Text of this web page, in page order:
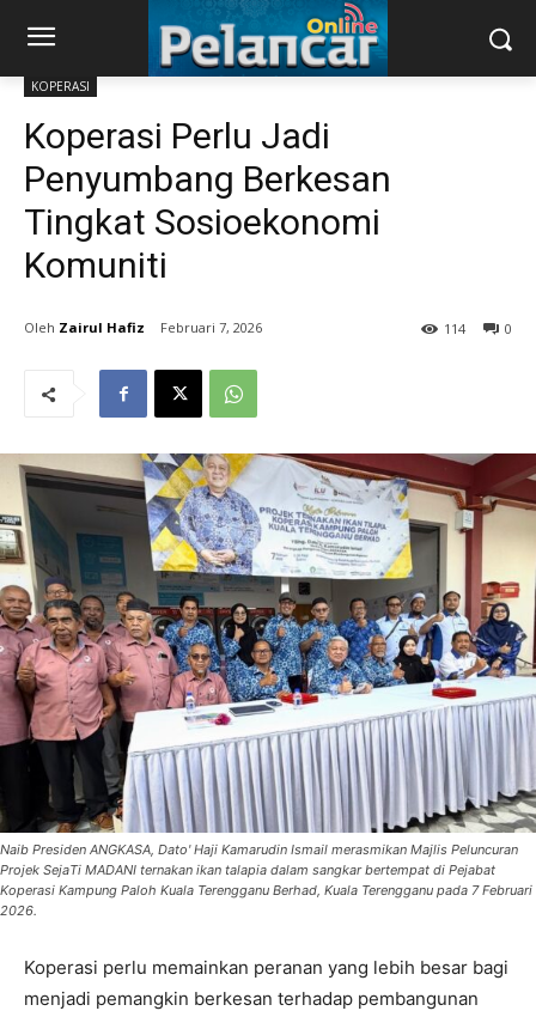
KOPERASI
Koperasi Perlu Jadi
Penyumbang Berkesan
Tingkat Sosioekonomi
Komuniti
Zairul Hafiz Februari 7, 2026 0
114
Naib Presiden ANGKASA, Dato' Haji Kamarudin Ismail merasmikan Majlis Peluncuran
Projek SejaTi MADANI ternakan ikan talapia dalam sangkar bertempat di Pejabat
Koperasi Kampung Paloh Kuala Terengganu Berhad, Kuala Terengganu pada 7 Februari
2026.
Koperasi perlu memainkan peranan yang lebih besar bagi
menjadi pemangkin berkesan terhadap pembangunan